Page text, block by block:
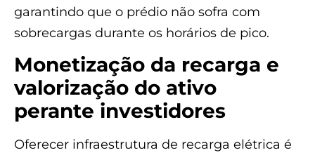
garantindo que o prédio não sofra com
sobrecargas durante os horários de pico.
Monetização da recarga e
valorização do ativo
perante investidores
Oferecer infraestrutura de recarga elétrica é